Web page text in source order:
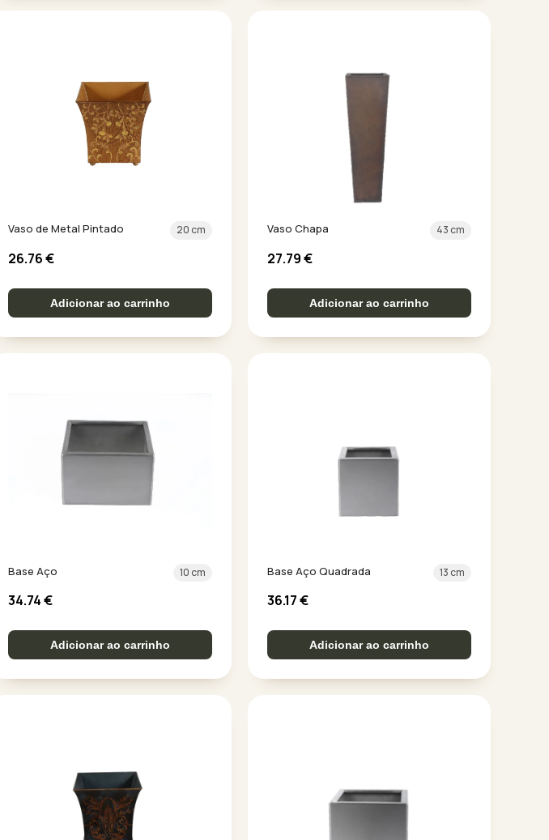
Vaso de Metal Pintado 20 cm
26.76€
Adicionar ao carrinho
Vaso Chapa 43 cm
27.79€
Adicionar ao carrinho
Base Aço 10 cm
34.74€
Adicionar ao carrinho
Base Aço Quadrada 13 cm
36.17€
Adicionar ao carrinho